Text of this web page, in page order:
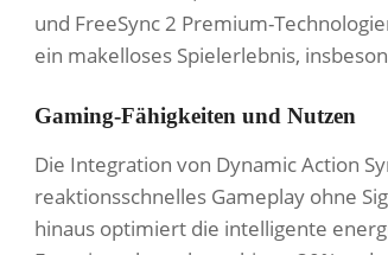
und FreeSync 2 Premium-
ein makelloses Spielerlebnis,
Gaming-Fähigkeiten und Nutzen
Die Integration von Dynamic Action
reaktionsschnelles Gameplay ohne
hinaus optimiert die intelligente